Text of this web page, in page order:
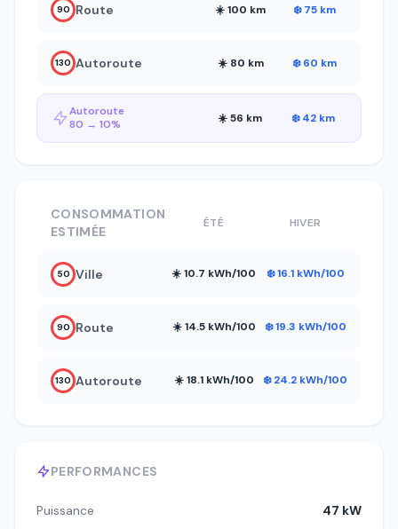
90 Route ☀️ 100 km ❄️ 75 km
130 Autoroute ☀️ 80 km ❄️ 60 km
Autoroute
80 → 10%
☀️ 56 km ❄️ 42 km
PERFORMANCES
Puissance 47 kW
CONSOMMATION
ESTIMÉE
ÉTÉ HIVER
50 Ville ☀️ 10.7 kWh/100 ❄️ 16.1 kWh/100
90 Route ☀️ 14.5 kWh/100 ❄️ 19.3 kWh/100
130 Autoroute ☀️ 18.1 kWh/100 ❄️ 24.2 kWh/100